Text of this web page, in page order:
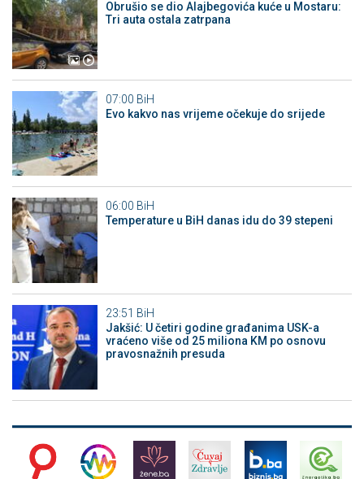
Obrušio se dio Alajbegovića kuće u Mostaru:
Tri auta ostala zatrpana
07:00 BiH
Evo kakvo nas vrijeme očekuje do srijede
06:00 BiH
Temperature u BiH danas idu do 39 stepeni
23:51 BiH
Jakšić: U četiri godine građanima USK-a
vraćeno više od 25 miliona KM po osnovu
pravosnažnih presuda